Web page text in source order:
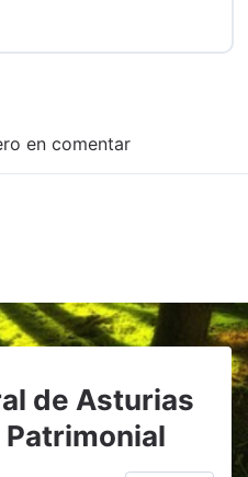
en comentar
imagen Comentar
de Asturias
Patrimonial